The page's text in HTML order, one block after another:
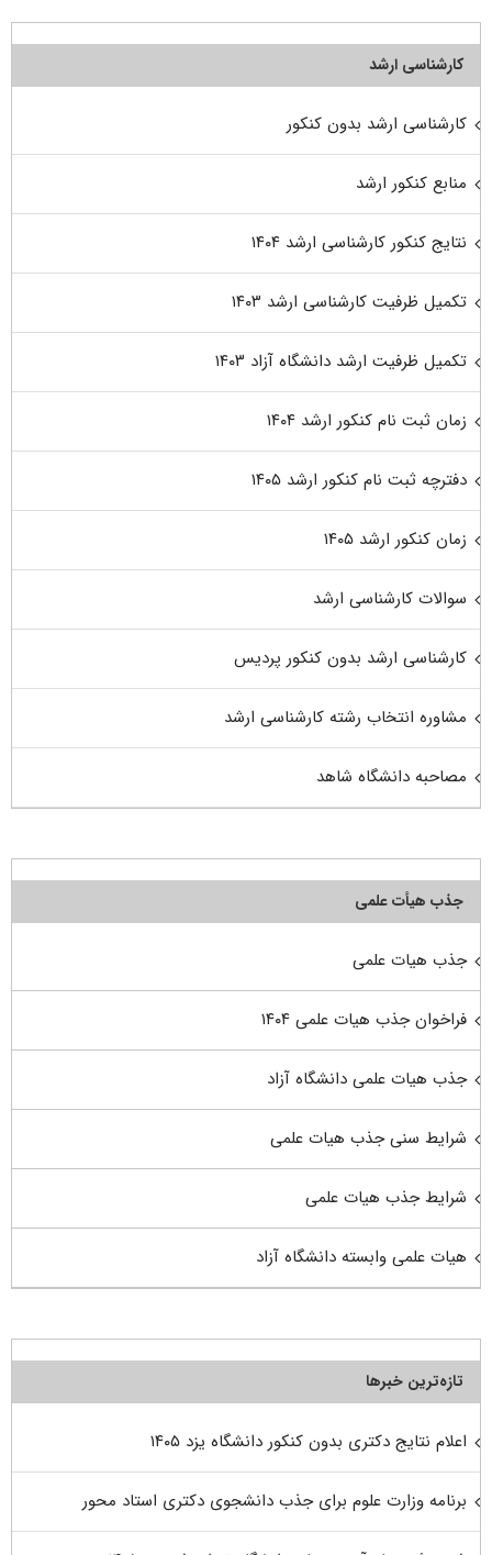
کارشناسی ارشد
کارشناسی ارشد بدون کنکور
منابع کنکور ارشد
نتایج کنکور کارشناسی ارشد ۱۴۰۴
تکمیل ظرفیت کارشناسی ارشد ۱۴۰۳
تکمیل ظرفیت ارشد دانشگاه آزاد ۱۴۰۳
زمان ثبت نام کنکور ارشد ۱۴۰۴
دفترچه ثبت نام کنکور ارشد ۱۴۰۵
زمان کنکور ارشد ۱۴۰۵
سوالات کارشناسی ارشد
کارشناسی ارشد بدون کنکور پردیس
مشاوره انتخاب رشته کارشناسی ارشد
مصاحبه دانشگاه شاهد
جذب هیأت علمی
جذب هیات علمی
فراخوان جذب هیات علمی ۱۴۰۴
جذب هیات علمی دانشگاه آزاد
شرایط سنی جذب هیات علمی
شرایط جذب هیات علمی
هیات علمی وابسته دانشگاه آزاد
تازه‌ترین خبرها
اعلام نتایج دکتری بدون کنکور دانشگاه یزد ۱۴۰۵
برنامه وزارت علوم برای جذب دانشجوی دکتری استاد محور